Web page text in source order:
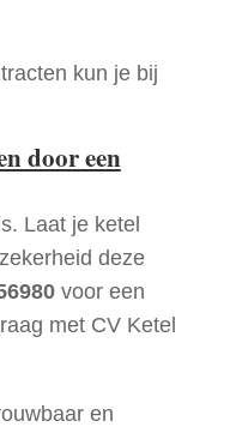
kun je bij
door een
Laat je ketel
deze
voor een
met CV Ketel
en